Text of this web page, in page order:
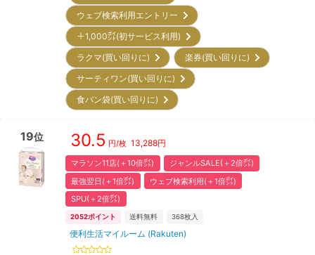
ウェブ検索利用エントリー
＋1,000㌽(初サービス利用)
ラクマ(買い回りに)
楽券(買い回りに)
サーティワン(買い回りに)
食パン袋(買い回りに)
19位 30.5 円/枚 13,288円
マラソン11店(＋10倍㌽)
ジャンルSALE(＋2倍㌽)
最強翌日(＋1倍㌽)
ウェブ検索利用(＋1倍㌽)
SPU(＋2倍㌽)
2052ポイント 送料無料 368枚入
便利生活マイルーム (Rakuten)